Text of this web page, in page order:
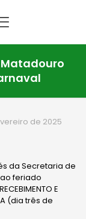
de 2025
da Secretaria de
feriado
E
(dia três de